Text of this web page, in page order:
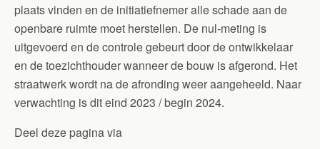
plaats vinden en de initiatiefnemer alle schade aan de
openbare ruimte moet herstellen. De nul-meting is
uitgevoerd en de controle gebeurt door de ontwikkelaar
en de toezichthouder wanneer de bouw is afgerond. Het
straatwerk wordt na de afronding weer aangeheeld. Naar
verwachting is dit eind 2023 / begin 2024.
Deel deze pagina via